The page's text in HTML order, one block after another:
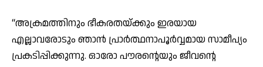
“അക്രമത്തിനും ഭീകരതയ്ക്കും ഇരയായ
എല്ലാവരോടും ഞാൻ പ്രാർത്ഥനാപൂർവ്വമായ സാമീപ്യം
പ്രകടിപ്പിക്കുന്നു. ഓരോ പൗരന്റെയും ജീവന്റെ